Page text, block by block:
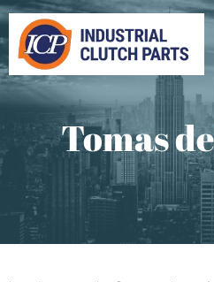
Tomas